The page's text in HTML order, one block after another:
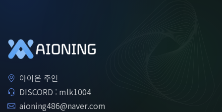
아이온 주인
DISCORD : mlk1004
aioning486@naver.com